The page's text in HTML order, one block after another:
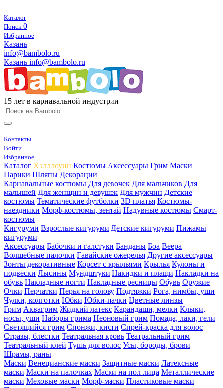
Каталог
Поиск 0
Избранное
Казань
info@bambolo.ru
Казань info@bambolo.ru
15 лет в карнавальной индустрии
Контакты
Войти
Избранное
Каталог Хэлллоуин Костюмы Аксессуары Грим Маски
Парики Шляпы Декорации
Карнавальные костюмы Для девочек Для мальчиков Для
малышей Для женщин и девушек Для мужчин Детские
костюмы Тематические футболки 3D платья Костюмы-
наездники Морф-костюмы, зентай Надувные костюмы Смарт-
костюмы
Кигуруми Взрослые кигуруми Детские кигуруми Пижамы
кигуруми
Аксессуары Бабочки и галстуки Банданы Боа Веера
Волшебные палочки Гавайские ожерелья Другие аксессуары
Зонты декоративные Корсет с крыльями Крылья Кулоны и
подвески Лысины Мундштуки Накидки и плащи Накладки на
обувь Накладные ногти Накладные ресницы Обувь Оружие
Очки Перчатки Перья на голову Подтяжки Рога, нимбы, уши
Чулки, колготки Юбки Юбки-пачки Цветные линзы
Грим Аквагрим Жидкий латекс Карандаши, мелки Клыки,
носы, уши Наборы грима Неоновый грим Помада, лаки, гели
Светящийся грим Спонжи, кисти Спрей-краска для волос
Стразы, блестки Театральная кровь Театральный грим
Театральный клей Тушь для волос Усы, бороды, брови
Шрамы, раны
Маски Венецианские маски Защитные маски Латексные
маски Маски на палочках Маски на пол лица Металлические
маски Меховые маски Морф-маски Пластиковые маски